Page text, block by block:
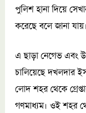
পুলিশ হানা দিয়ে
করেছে বলে জানা যায়।
এ ছাড়া নেগেভ এবং
চালিয়েছে দখলদার
লোদ শহর থেকে
গণমাধ্যম। ওই শহর